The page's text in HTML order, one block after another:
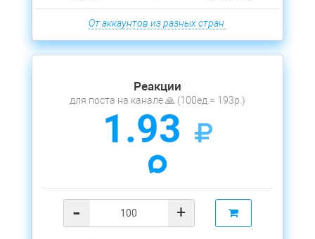
От аккаунтов из разных стран
Реакции
для поста на канале 🙏 (100ед.= 193р.)
1.93
- +